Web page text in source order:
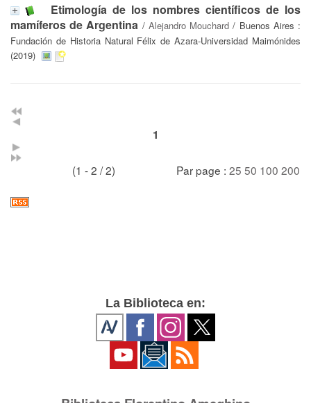
Etimología de los nombres científicos de los
mamíferos de Argentina / Alejandro Mouchard / Buenos Aires :
Fundación de Historia Natural Félix de Azara-Universidad Maimónides
(2019)
1
(1 - 2 / 2) Par page : 25 50 100 200
La Biblioteca en: